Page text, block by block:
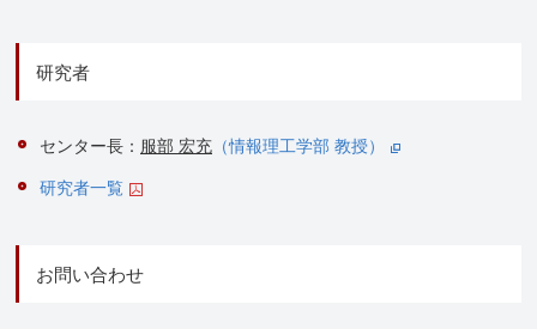
研究者
センター長： 服部 宏充 （情報理工学部 教授）
研究者一覧
お問い合わせ